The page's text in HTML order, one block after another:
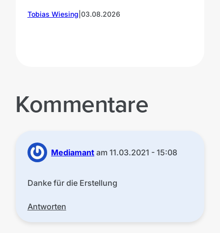
Tobias Wiesing 03.08.2026
Kommentare
Mediamant am 11.03.2021 - 15:08
Danke für die Erstellung
Antworten